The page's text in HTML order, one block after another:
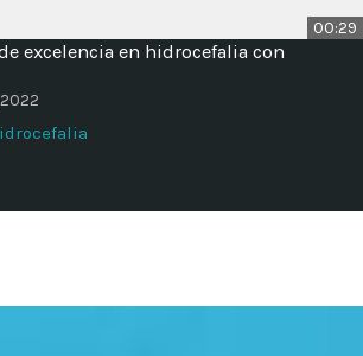
00:29
excelencia en hidrocefalia con